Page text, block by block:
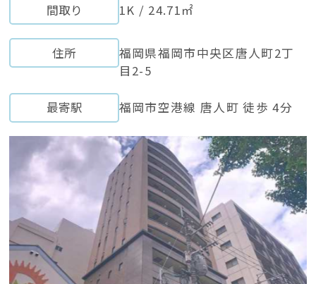
間取り 1K / 24.71㎡
住所
福岡県福岡市中央区唐人町2丁
目2-5
最寄駅 福岡市空港線 唐人町 徒歩 4分